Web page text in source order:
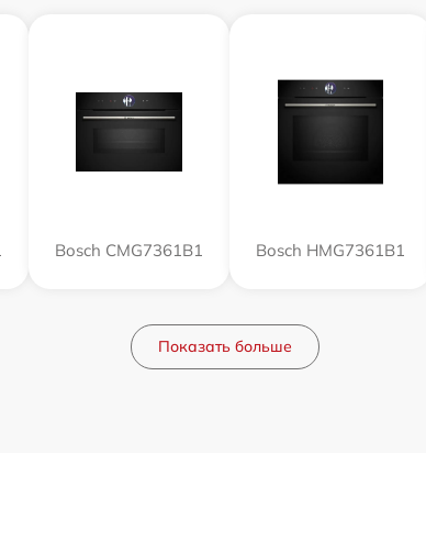
Bosch CMG7361B1 Bosch HMG7361B1
Показать больше